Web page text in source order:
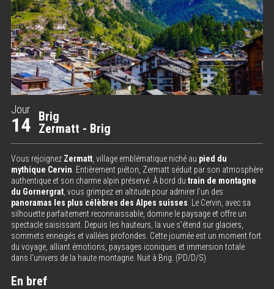
Jour
14 Brig
Zermatt - Brig
Vous rejoignez Zermatt , village emblématique niché au pied du
mythique Cervin . Entièrement piéton, Zermatt séduit par son atmosphère
authentique et son charme alpin préservé. À bord du train de montagne
du Gornergrat , vous grimpez en altitude pour admirer l’un des
panoramas les plus célèbres des Alpes suisses . Le Cervin, avec sa
silhouette parfaitement reconnaissable, domine le paysage et offre un
spectacle saisissant. Depuis les hauteurs, la vue s’étend sur glaciers,
sommets enneigés et vallées profondes. Cette journée est un moment fort
du voyage, alliant émotions, paysages iconiques et immersion totale
dans l’univers de la haute montagne. Nuit à Brig. (PD/D/S)
En bref